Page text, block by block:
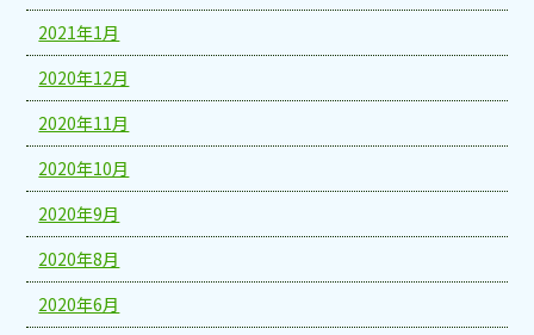
2021年1月
2020年12月
2020年11月
2020年10月
2020年9月
2020年8月
2020年6月